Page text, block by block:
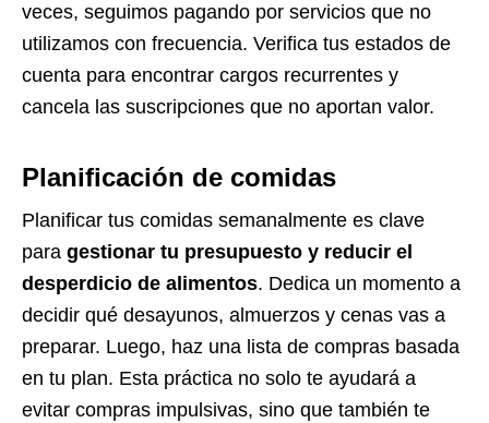
veces, seguimos pagando por servicios que no
utilizamos con frecuencia. Verifica tus estados de
cuenta para encontrar cargos recurrentes y
cancela las suscripciones que no aportan valor.
Planificación de comidas
Planificar tus comidas semanalmente es clave
para gestionar tu presupuesto y reducir el
desperdicio de alimentos. Dedica un momento a
decidir qué desayunos, almuerzos y cenas vas a
preparar. Luego, haz una lista de compras basada
en tu plan. Esta práctica no solo te ayudará a
evitar compras impulsivas, sino que también te